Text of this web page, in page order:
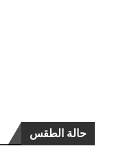
حالة الطقس